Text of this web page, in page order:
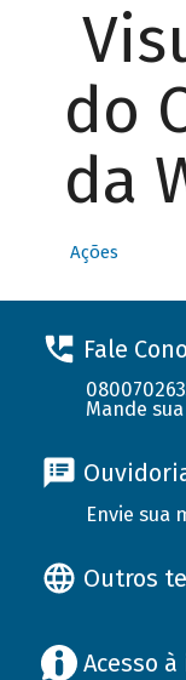
do
da
Ações
Fale
Mande
Envie sua
Outros
Acesso